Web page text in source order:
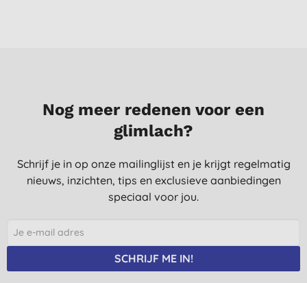
Nog meer redenen voor een
glimlach?
Schrijf je in op onze mailinglijst en je krijgt regelmatig
nieuws, inzichten, tips en exclusieve aanbiedingen
speciaal voor jou.
SCHRIJF ME IN!